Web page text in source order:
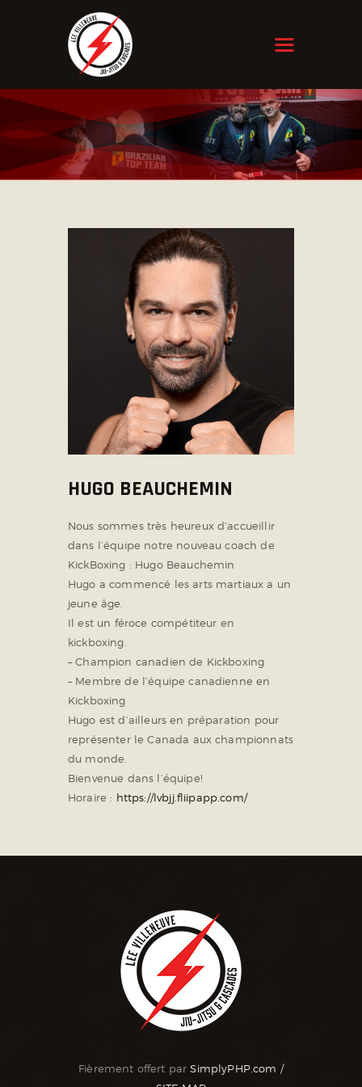
À PROPOS
SERVICES
CONTACTS
HUGO BEAUCHEMIN
Nous sommes très heureux d’accueillir
dans l’équipe notre nouveau coach de
KickBoxing : Hugo Beauchemin
Hugo a commencé les arts martiaux a un
jeune âge.
Il est un féroce compétiteur en
kickboxing.
– Champion canadien de Kickboxing
– Membre de l’équipe canadienne en
Kickboxing
Hugo est d’ailleurs en préparation pour
représenter le Canada aux championnats
du monde.
Bienvenue dans l’équipe!
Horaire : https://lvbjj.fliipapp.com/
Fièrement offert parSimplyPHP.com /